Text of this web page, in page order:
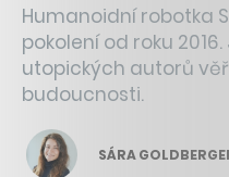
Humanoidní robotka
pokolení od roku
utopických autorů
budoucnosti.
SÁRA